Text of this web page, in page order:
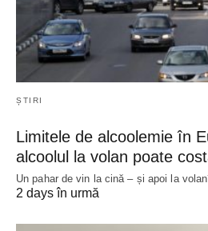
ȘTIRI
Limitele de alcoolemie în
alcoolul la volan poate
Un pahar de vin la cină – și apoi la
2 days în urmă